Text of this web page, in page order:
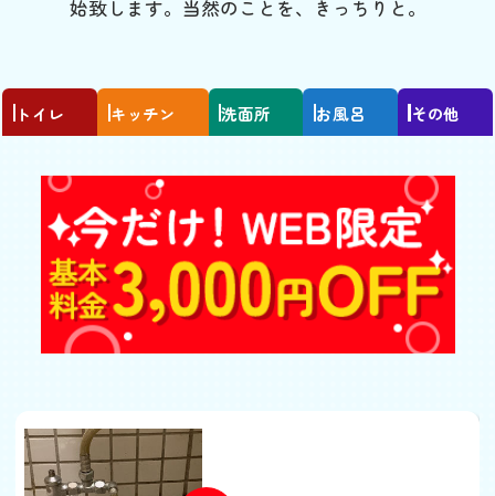
始致します。当然のことを、きっちりと。
トイレ キッチン 洗面所 お風呂 その他